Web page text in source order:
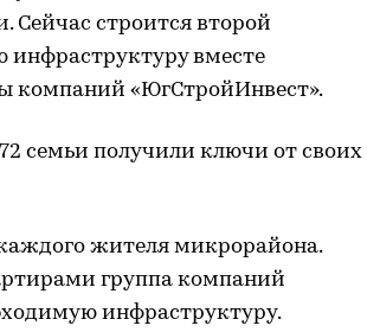
Сейчас строится второй
инфраструктуру вместе
компаний «ЮгСтройИнвест».
семьи получили ключи от своих
жителя микрорайона.
группа компаний
инфраструктуру.